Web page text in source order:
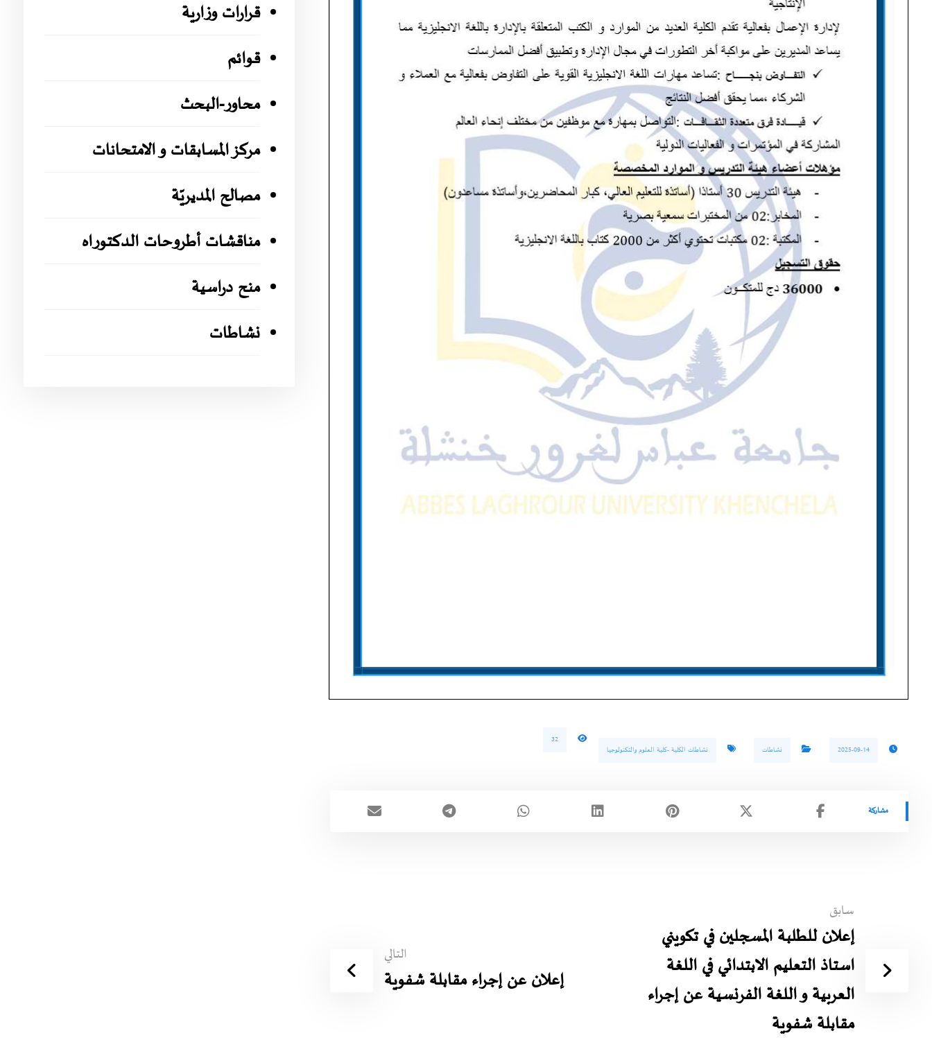
2025-09-14 نشاطات نشاطات الكلية -كلية العلوم والتكنولوجيا
32
سابق
إعلان للطلبة المسجلين في تكويني
استاذ التعليم الابتدائي في اللغة
العربية و اللغة الفرنسية عن إجراء
مقابلة شفوية
التالي
إعلان عن إجراء مقابلة شفوية
قرارات وزارية
قوائم
محاور-البحث
مركز المسابقات و الامتحانات
مصالح المديريّة
مناقشات أطروحات الدكتوراه
منح دراسية
نشاطات